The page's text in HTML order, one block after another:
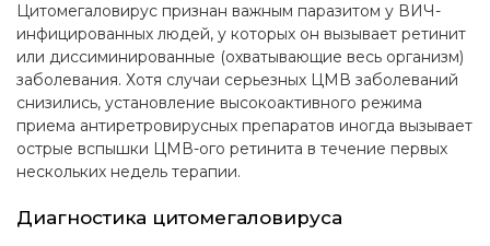
Цитомегаловирус признан важным паразитом у ВИЧ-
инфицированных людей, у которых он вызывает ретинит
или диссиминированные (охватывающие весь организм)
заболевания. Хотя случаи серьезных ЦМВ заболеваний
снизились, установление высокоактивного режима
приема антиретровирусных препаратов иногда вызывает
острые вспышки ЦМВ-ого ретинита в течение первых
нескольких недель терапии.
Диагностика цитомегаловируса